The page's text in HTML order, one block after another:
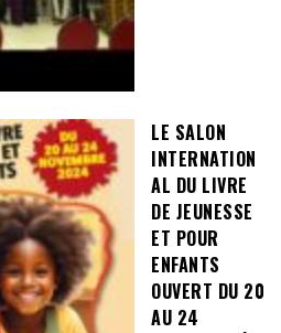
LE SALON
INTERNATION
AL DU LIVRE
DE JEUNESSE
ET POUR
ENFANTS
OUVERT DU 20
AU 24